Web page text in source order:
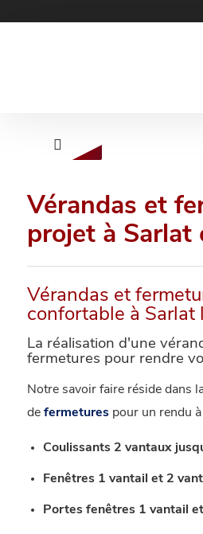
Vérandas et
projet à Sarlat
Vérandas et
confortable à Sarlat
La réalisation d'une
fermetures pour rendre
Notre savoir faire réside dans
defermeturespour un rendu à
Coulissants 2 vantaux
Fenêtres 1 vantail et 2
Portes fenêtres 1 vantail